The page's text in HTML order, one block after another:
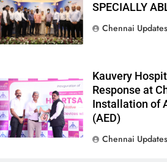
SPECIALLY
Chennai Updates
Kauvery
Response at
Installation of
(AED)
Chennai Updates